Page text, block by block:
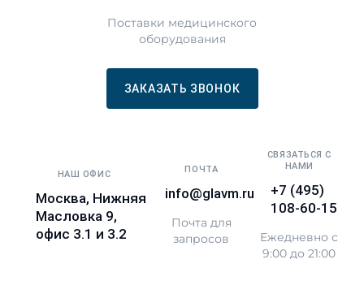
Поставки медицинского
оборудования
ЗАКАЗАТЬ ЗВОНОК
НАШ ОФИС
Москва, Нижняя
Масловка 9,
офис 3.1 и 3.2
ПОЧТА
info@glavm.ru
Почта для
запросов
СВЯЗАТЬСЯ С
НАМИ
+7 (495)
108-60-15
Ежедневно с
9:00 до 21:00